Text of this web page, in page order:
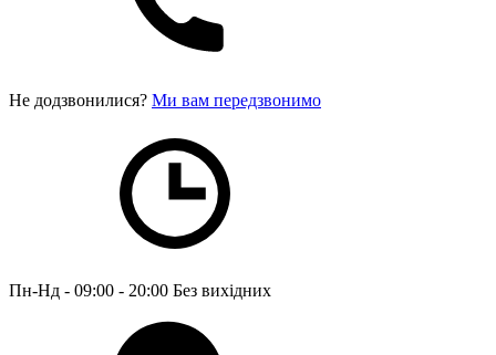
Не додзвонилися? Ми вам передзвонимо
Пн-Нд - 09:00 - 20:00 Без вихідних